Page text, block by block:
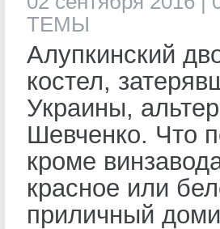
ТЕМЫ
Алупкинский
костел,
Украины,
Шевченко. Что
кроме
красное или
приличный